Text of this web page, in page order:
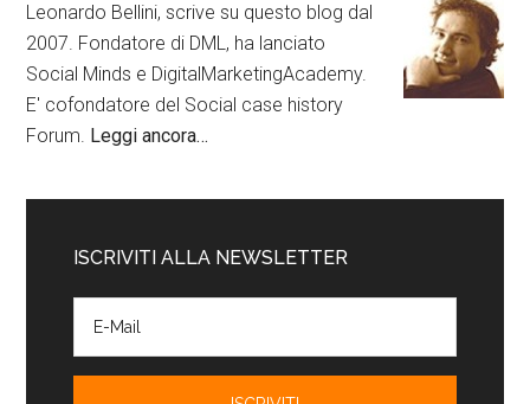
Leonardo Bellini, scrive su questo blog dal
2007. Fondatore di DML, ha lanciato
Social Minds e DigitalMarketingAcademy.
E' cofondatore del Social case history
Forum. Leggi ancora…
ISCRIVITI ALLA NEWSLETTER